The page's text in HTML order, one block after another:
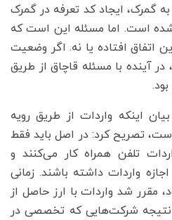
گمرک، ایجاد کد تعرفه در گمرک
است. اما مسئله این است که
اتفاق افتاده یا نه. اگر وضعیت
آینده با مسئله قاچاق از طریق
بیان اینکه واردات از طریق رویه
تصریح کرد: در اصل باید فقط
تلفن همراه کار می‌کنند و
واردات داشته باشند. زمانی
۱۳ مجاز بود، مقرر شد واردات با ارز حاصل از
نتیجه شرکت‌هایی که تخصصی در